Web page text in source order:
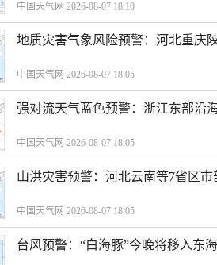
中国天气网 2026-08-07 18:10
地质灾害气象风险预警：河北重庆
中国天气网 2026-08-07 18:05
强对流天气蓝色预警：浙江东部沿
中国天气网 2026-08-07 18:05
山洪灾害预警：河北云南等7省区
中国天气网 2026-08-07 18:05
台风预警：“白海豚”今晚将移入东